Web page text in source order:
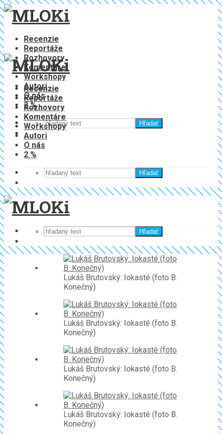
Recenzie
Reportáže
Rozhovory
Komentáre
Workshopy
Autori
O nás
2 %
Hľadať
Recenzie
Reportáže
Rozhovory
Komentáre
Workshopy
Autori
O nás
2 %
Hľadať
Hľadať
Lukáš Brutovský: Iokasté (foto B.
Konečný)
Lukáš Brutovský: Iokasté (foto B.
Konečný)
Lukáš Brutovský: Iokasté (foto B.
Konečný)
Lukáš Brutovský: Iokasté (foto B.
Konečný)